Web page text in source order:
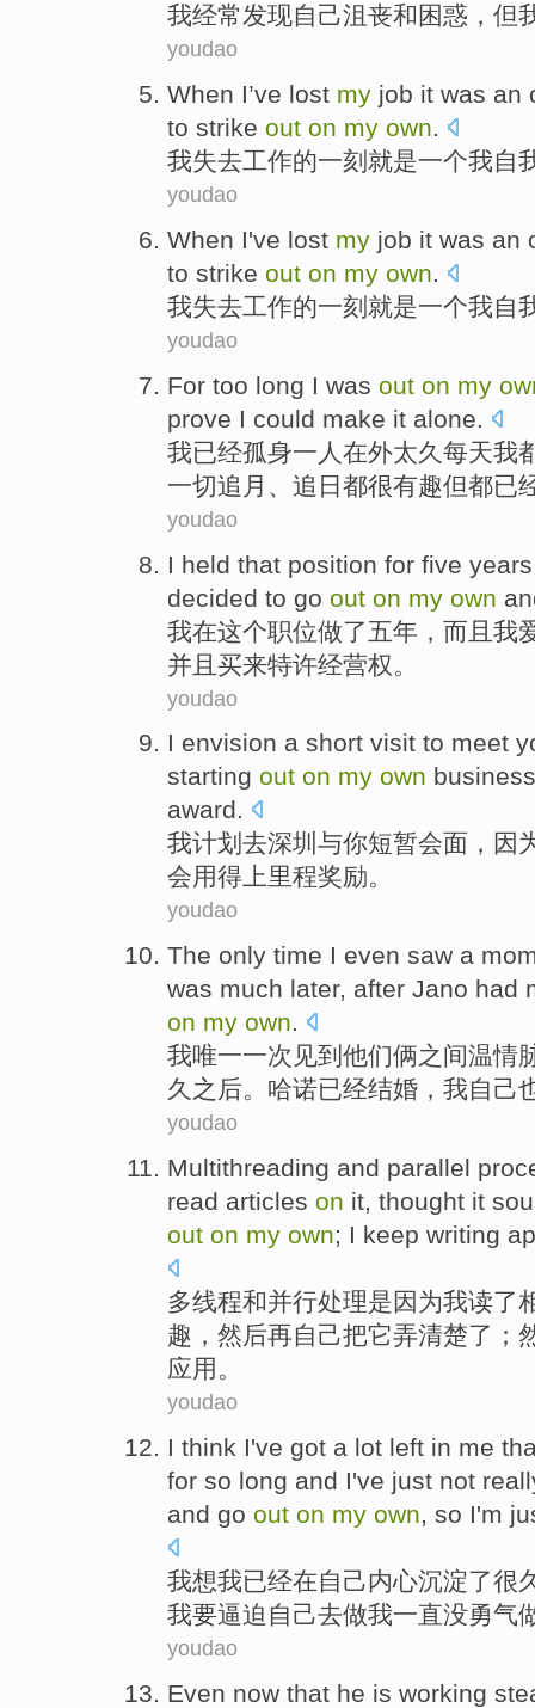
我经常发现自己沮丧和 困惑 ， 但
youdao
When I’ve lost my job it was an
to strike out on my own.
我失去工作的一刻 就是一个我自
youdao
When I've lost my job it was an
to strike out on my own.
我失去工作的一刻 就是一个我自
youdao
For too long I was out on my
prove I could make it alone.
我已经孤身一人 在外太久 每天我
一切追月、追日都很有趣但都已
youdao
I held that position for five years
decided to go out on my own
我在这个职位做了五年 ， 而且 我
并且 买来特许经营权。
youdao
I envision a short visit to meet
starting out on my own business
award.
我计划去深圳 与你短暂会面 ， 因
会用得上里程奖励。
youdao
The only time I even saw a
was much later, after Jano had
on my own.
我唯一一次 见到 他们俩之间温情
久之后。 哈诺已经结婚，我自己
youdao
Multithreading and parallel
read articles on it, thought it
out on my own; I keep writing
多线程和并行处理是因为我读了
趣 ， 然后再自己把它弄清楚了 ；
应用 。
youdao
I think I've got a lot left in me
for so long and I've just not
and go out on my own, so I'm
我想我已经在自己内心沉淀了很
我要逼迫 自己去做我一直没勇气
youdao
Even now that he is working